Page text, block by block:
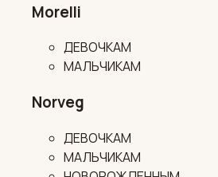
Morelli
ДЕВОЧКАМ
МАЛЬЧИКАМ
Norveg
ДЕВОЧКАМ
МАЛЬЧИКАМ